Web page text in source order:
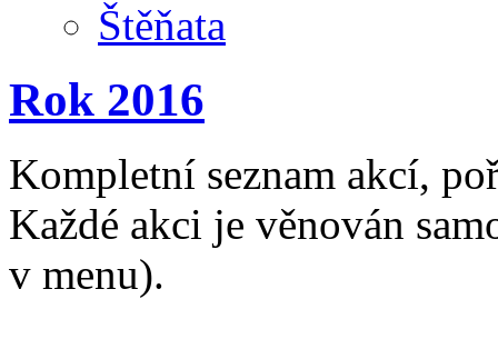
Štěňata
Rok 2016
Kompletní seznam akcí,
Každé akci je věnován
v menu).